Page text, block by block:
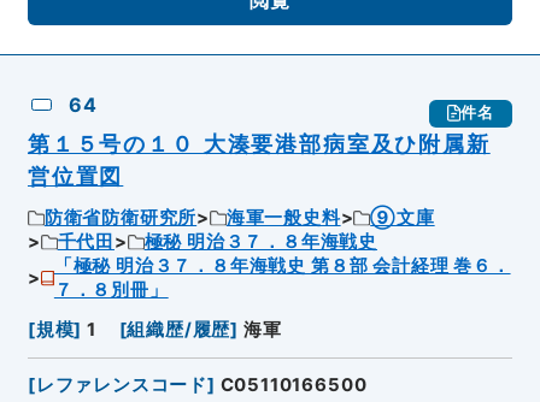
64 件名
第１５号の１０ 大湊要港部病室及ひ附属新
営位置図
防衛省防衛研究所 海軍一般史料
⑨文庫
千代田
極秘 明治３７．８年海戦史
「極秘 明治３７．８年海戦史 第８部 会計経理 巻６．
７．８別冊」
[規模] 1 [組織歴/履歴] 海軍
[レファレンスコード] C05110166500